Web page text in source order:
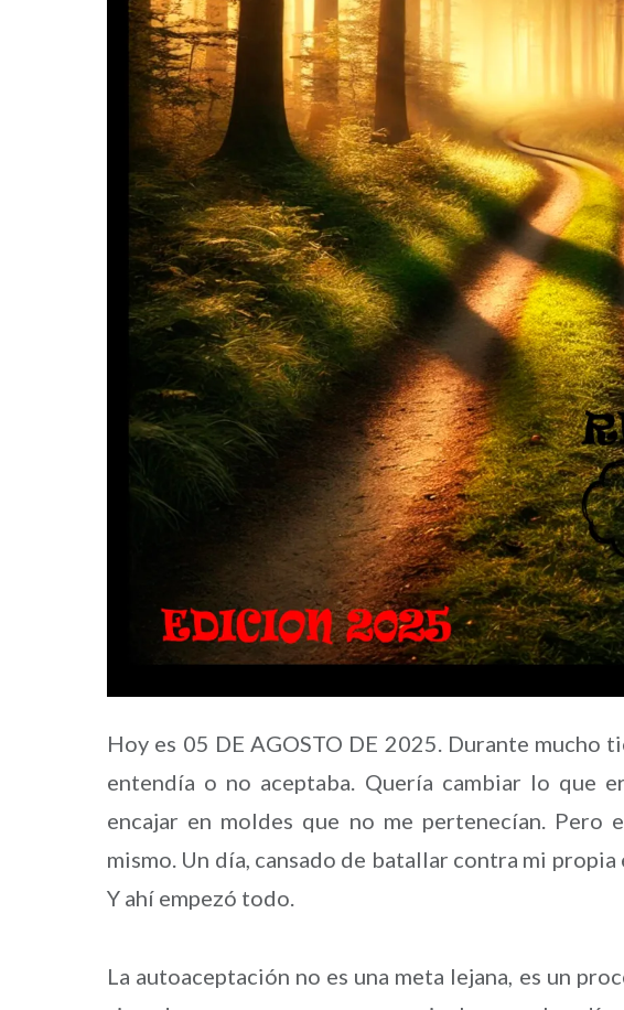
Hoy es 05 DE AGOSTO DE 2025. Durante mucho
entendía o no aceptaba. Quería cambiar lo que
encajar en moldes que no me pertenecían. Pero
mismo. Un día, cansado de batallar contra mi
Y ahí empezó todo.
La autoaceptación no es una meta lejana, es un